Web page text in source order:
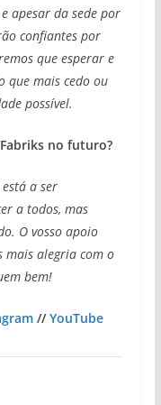
apesar da sede por
confiantes por
que esperar e
que mais cedo ou
possível.
no futuro?
a ser
a todos, mas
O vosso apoio
mais alegria com o
bem!
//YouTube